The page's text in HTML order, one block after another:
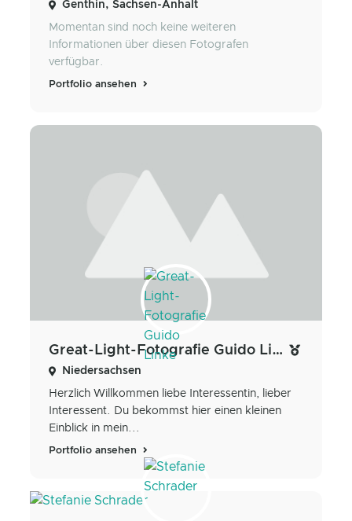
Genthin, Sachsen-Anhalt
Momentan sind noch keine weiteren
Informationen über diesen Fotografen
verfügbar.
Portfolio ansehen
Great-Light-Fotografie Guido Linke
Niedersachsen
Herzlich Willkommen liebe Interessentin, lieber
Interessent. Du bekommst hier einen kleinen
Einblick in mein...
Portfolio ansehen